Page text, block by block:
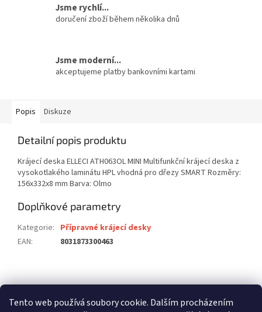
Tento web používá soubory cookie. Dalším procházením
Jsme rychlí...
doručení zboží během několika dnů
Jsme moderní...
akceptujeme platby bankovními kartami
Popis Diskuze
Detailní popis produktu
Krájecí deska ELLECI ATH063OL MINI Multifunkční krájecí deska z
vysokotlakého laminátu HPL vhodná pro dřezy SMART Rozměry:
156x332x8 mm Barva: Olmo
Doplňkové parametry
Kategorie: Přípravné krájecí desky
EAN: 8031873300463
á
stavební pouzdra SCRIGNO